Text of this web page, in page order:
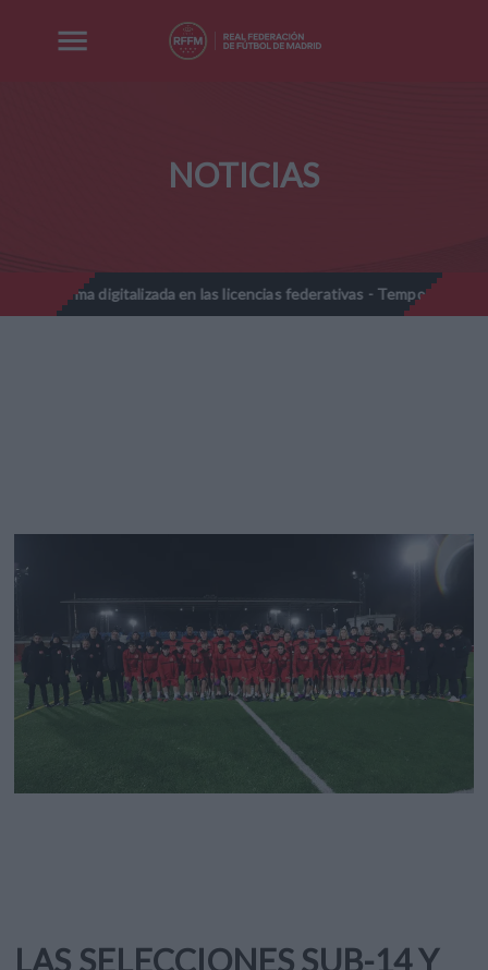
NOTICIAS
en las licencias federativas - Temporada 2026-2027
LAS SELECCIONES SUB-14 Y